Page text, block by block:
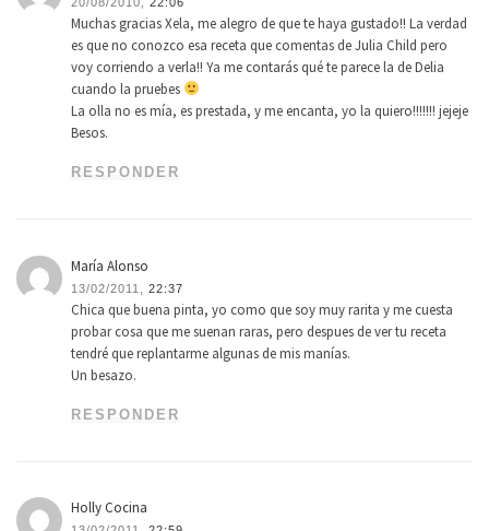
Muchas gracias Xela, me alegro de que te haya gustado!! La verdad
es que no conozco esa receta que comentas de Julia Child pero
voy corriendo a verla!! Ya me contarás qué te parece la de Delia
cuando la pruebes
La olla no es mía, es prestada, y me encanta, yo la quiero!!!!!!! jejeje
Besos.
RESPONDER
María Alonso
13/02/2011, 22:37
Chica que buena pinta, yo como que soy muy rarita y me cuesta
probar cosa que me suenan raras, pero despues de ver tu receta
tendré que replantarme algunas de mis manías.
Un besazo.
RESPONDER
Holly Cocina